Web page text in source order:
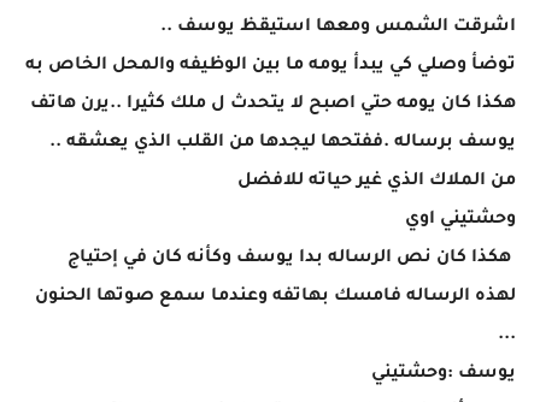
اشرقت الشمس ومعها استيقظ يوسف ..
توضأ وصلي كي يبدأ يومه ما بين الوظيفه والمحل الخاص به
هكذا كان يومه حتي اصبح لا يتحدث ل ملك كثيرا ..يرن هاتف
يوسف برساله .ففتحها ليجدها من القلب الذي يعشقه ..
من الملاك الذي غير حياته للافضل
وحشتيني اوي
هكذا كان نص الرساله بدا يوسف وكأنه كان في إحتياج
لهذه الرساله فامسك بهاتفه وعندما سمع صوتها الحنون
...
يوسف :وحشتيني